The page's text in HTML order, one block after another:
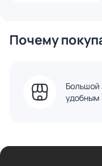
Почему
Большой
удобным